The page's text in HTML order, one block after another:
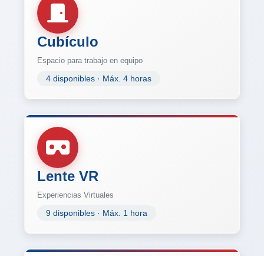
Cubículo
Espacio para trabajo en equipo
4 disponibles · Máx. 4 horas
Lente VR
Experiencias Virtuales
9 disponibles · Máx. 1 hora